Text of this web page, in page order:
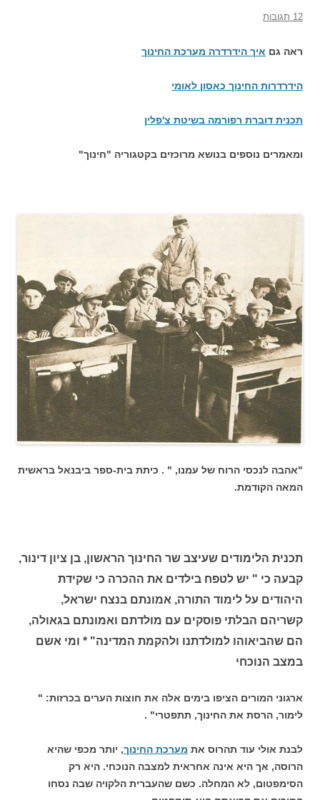
12 תגובות
ראה גם איך הידרדרה מערכת החינוך
הידרדרות החינוך כאסון לאומי
תכנית דוברת רפורמה בשיטת צ'פלין
ומאמרים נוספים בנושא מרוכזים בקטגוריה "חינוך"
"אהבה לנכסי הרוח של עמנו, " . כיתת בית-ספר ביבנאל בראשית
המאה הקודמת.
תכנית הלימודים שעיצב שר החינוך הראשון, בן ציון דינור,
קבעה כי " יש לטפח בילדים את ההכרה כי שקידת
היהודים על לימוד התורה, אמונתם בנצח ישראל,
קשריהם הבלתי פוסקים עם מולדתם ואמונתם בגאולה,
הם שהביאוהו למולדתנו ולהקמת המדינה" * ומי אשם
במצב הנוכחי
ארגוני המורים הציפו בימים אלה את חוצות הערים בכרזות: "
לימור, הרסת את החינוך, תתפטרי" .
לבנת אולי עוד תהרוס את מערכת החינוך, יותר מכפי שהיא
הרוסה, אך היא אינה אחראית למצבה הנוכחי. היא רק
הסימפטום, לא המחלה. כשם שהעברית הלקויה שבה נסחו